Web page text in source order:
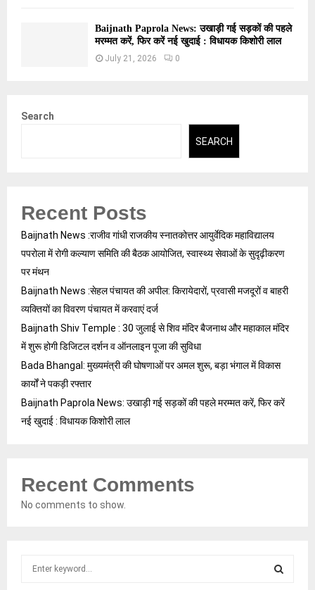
Baijnath Paprola News: उखाड़ी गई सड़कों की पहले
मरम्मत करें, फिर करें नई खुदाई : विधायक किशोरी लाल
July 21, 2026 0
Search
SEARCH
Recent Posts
Baijnath News :राजीव गांधी राजकीय स्नातकोत्तर आयुर्वेदिक महाविद्यालय
पपरोला में रोगी कल्याण समिति की बैठक आयोजित, स्वास्थ्य सेवाओं के सुदृढ़ीकरण
पर मंथन
Baijnath News :सेहल पंचायत की अपील: किरायेदारों, प्रवासी मजदूरों व बाहरी
व्यक्तियों का विवरण पंचायत में करवाएं दर्ज
Baijnath Shiv Temple : 30 जुलाई से शिव मंदिर बैजनाथ और महाकाल मंदिर
में शुरू होगी डिजिटल दर्शन व ऑनलाइन पूजा की सुविधा
Bada Bhangal: मुख्यमंत्री की घोषणाओं पर अमल शुरू, बड़ा भंगाल में विकास
कार्यों ने पकड़ी रफ्तार
Baijnath Paprola News: उखाड़ी गई सड़कों की पहले मरम्मत करें, फिर करें
नई खुदाई : विधायक किशोरी लाल
Recent Comments
No comments to show.